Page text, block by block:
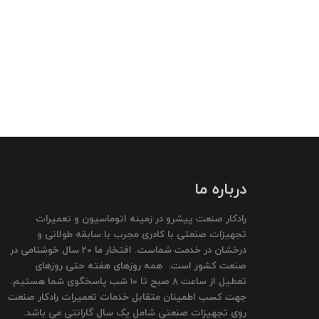
درباره ما
رادکار صنعت پیشرو در زمینه اتوماسیون و تعمیرات
تجهیزات صنعتی با کادری مجرب با سابقه طولانی و
درخشان در خدمت شماست. افتخار ما 20 سال خوشنامی در
صنعت کشور است. همه روزهای هفته حتی روزهای
تعطیل از ساعت 8 صبح تا 10 شب پاسخگوی شما هستیم.
جهت کسب اطمینان متقابل خدمات تعمیرات رادکار صنعت
روی تجهیزات صنعتی شامل یک سال گارانتی می باشد.